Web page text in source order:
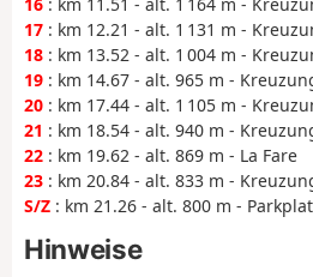
17 : km 12.21 - alt. 1 131 m -
18 : km 13.52 - alt. 1 004 m -
19 : km 14.67 - alt. 965 m -
20 : km 17.44 - alt. 1 105 m -
21 : km 18.54 - alt. 940 m -
22 : km 19.62 - alt. 869 m - La Fare
23 : km 20.84 - alt. 833 m -
S/Z : km 21.26 - alt. 800 m -
Hinweise